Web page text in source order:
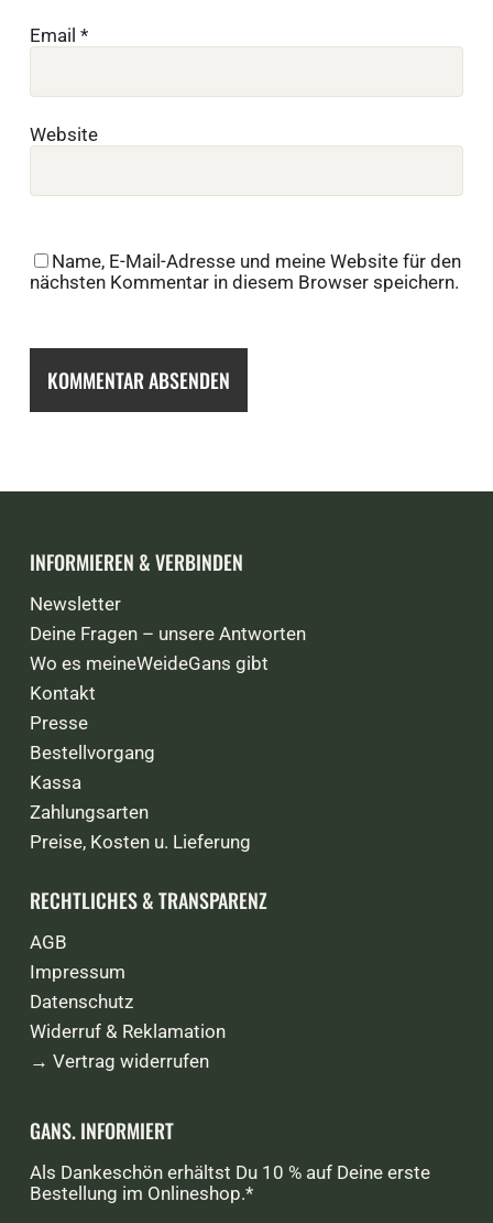
Email *
Website
Name, E-Mail-Adresse und meine Website für den
nächsten Kommentar in diesem Browser speichern.
INFORMIEREN & VERBINDEN
Newsletter
Deine Fragen – unsere Antworten
Wo es meineWeideGans gibt
Kontakt
Presse
Bestellvorgang
Kassa
Zahlungsarten
Preise, Kosten u. Lieferung
RECHTLICHES & TRANSPARENZ
AGB
Impressum
Datenschutz
Widerruf & Reklamation
→ Vertrag widerrufen
GANS. INFORMIERT
Als Dankeschön erhältst Du 10 % auf Deine erste
Bestellung im Onlineshop.*